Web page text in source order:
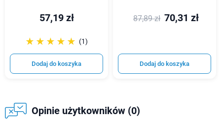
57,19 zł
☆☆☆☆☆
★★★★★ (1)
Dodaj do koszyka
87,89 zł 70,31 zł
Dodaj do koszyka
Opinie użytkowników (0)